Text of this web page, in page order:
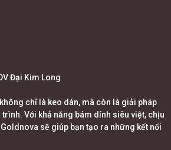
Đại Kim Long
chỉ là keo dán, mà còn là giải pháp
Với khả năng bám dính siêu việt, chịu
sẽ giúp bạn tạo ra những kết nối